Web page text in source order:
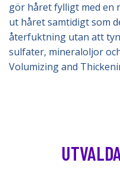
gör håret fylligt med en
ut håret samtidigt som
återfuktning utan att
sulfater, mineraloljor
Volumizing and